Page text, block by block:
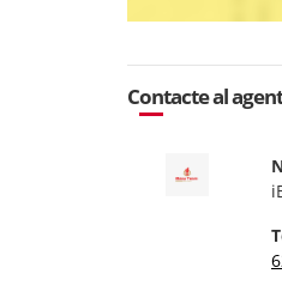
Contacte al